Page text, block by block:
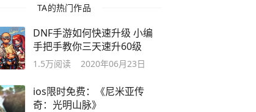
TA的热门作品
DNF手游如何快速升级 小编
手把手教你三天速升60级
1.5万阅读 2020年06月23日
ios限时免费：《尼米亚传
奇：光明山脉》